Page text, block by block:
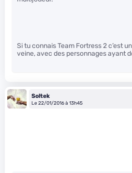
Si tu connais Team Fortress 2 c’est
veine, avec des personnages ayant
Soltek
Le 22/01/2016 à 13h45